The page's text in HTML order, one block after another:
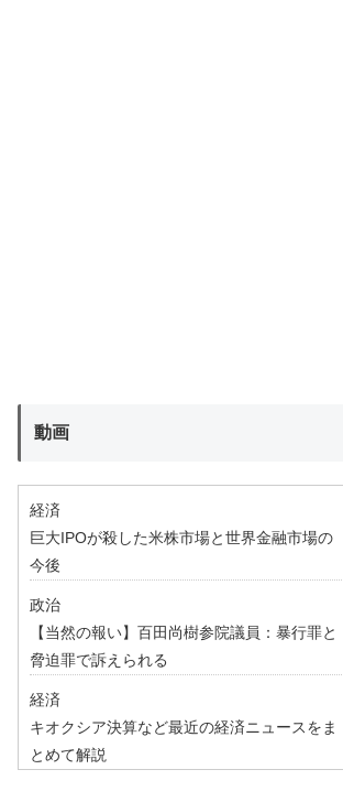
動画
経済
巨大IPOが殺した米株市場と世界金融市場の
今後
政治
【当然の報い】百田尚樹参院議員：暴行罪と
脅迫罪で訴えられる
経済
キオクシア決算など最近の経済ニュースをま
とめて解説